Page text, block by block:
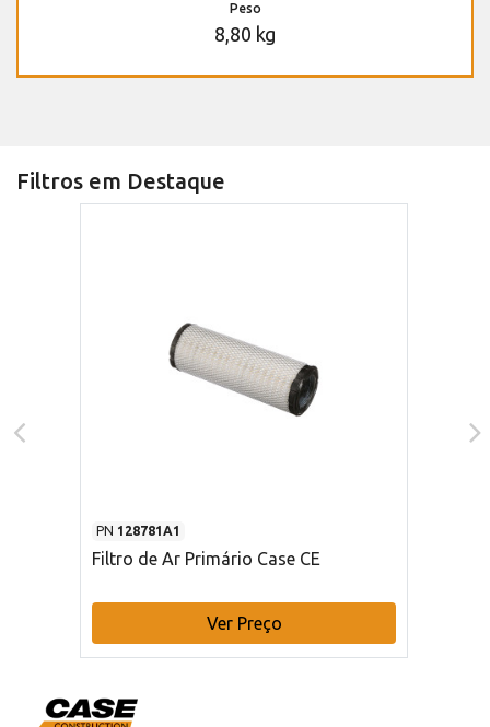
Peso
8,80 kg
Filtros em Destaque
PN 128781A1
Filtro de Ar Primário Case CE
Ver Preço